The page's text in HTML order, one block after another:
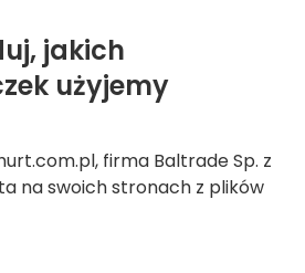
jakich
użyjemy
firma Baltrade Sp. z
na swoich stronach z plików